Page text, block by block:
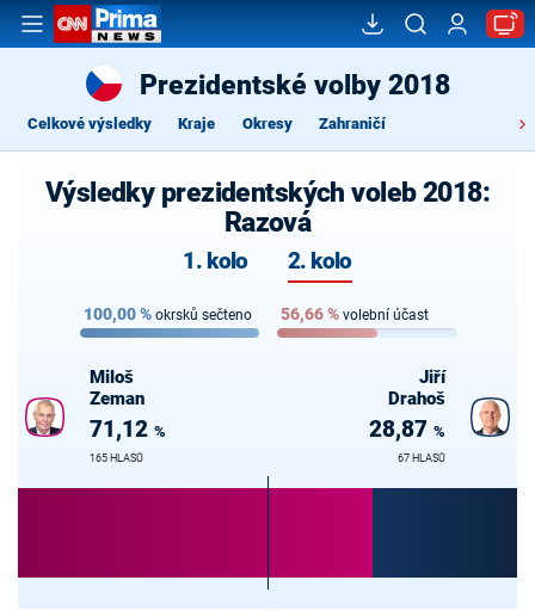
Prezidentské volby 2018
Celkové výsledky Kraje Okresy Zahraničí
Výsledky prezidentských voleb 2018:
Razová
1. kolo 2. kolo
100,00% okrsků sečteno 56,66% volební účast
Miloš
Zeman
71,12 %
165 HLASŮ
Jiří
Drahoš
28,87 %
67 HLASŮ